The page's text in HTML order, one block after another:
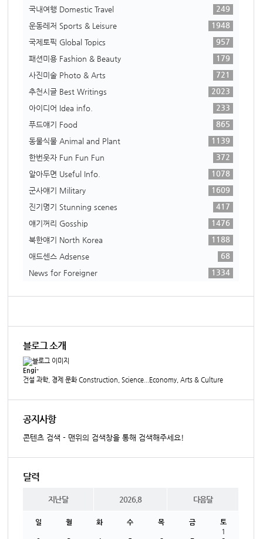
국내여행 Domestic Travel
249
운동레저 Sports & Leisure
1948
국제토픽 Global Topics
957
패션미용 Fashion & Beauty
179
사진미술 Photo & Arts
721
추천시글 Best Writings
2023
아이디어 Idea info.
233
푸드얘기 Food
865
동물식물 Animal and Plant
1139
한번웃자 Fun Fun Fun
372
알아두면 Useful Info.
1078
군사얘기 Military
1609
진기명기 Stunning scenes
417
얘기꺼리 Gosship
1476
북한얘기 North Korea
1188
애드센스 Adsense
68
News for Foreigner
1334
블로그 소개
Engi-
건설 과학, 경제 문화 Construction, Science...Economy, Arts & Culture
공지사항
콘텐츠 검색 - 맨위의 검색창을 통해 검색해주세요!
달력
지난달 2026.8 다음달
일 월 화 수 목 금
토
1